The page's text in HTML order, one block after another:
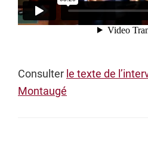
Consulter le texte de
Montaugé